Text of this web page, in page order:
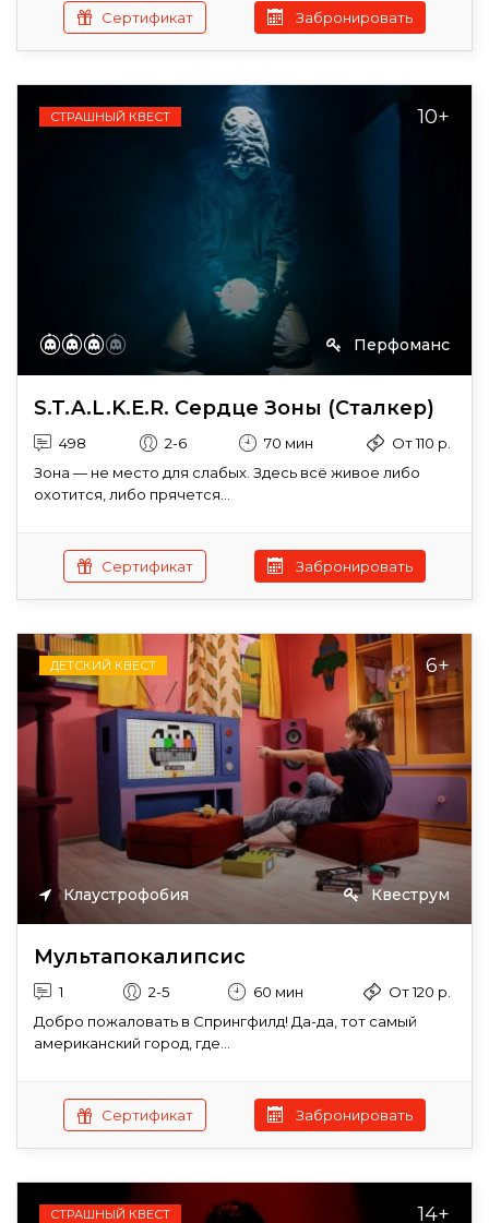
Сертификат Забронировать
СТРАШНЫЙ КВЕСТ 10+
Перфоманс
S.T.A.L.K.E.R. Сердце Зоны (Сталкер)
498 2-6 70 мин
От 110 р.
Зона — не место для слабых. Здесь всё живое либо
охотится, либо прячется...
Сертификат Забронировать
ДЕТСКИЙ КВЕСТ 6+
Клаустрофобия Квеструм
Мультапокалипсис
1 2-5 60 мин
От 120 р.
Добро пожаловать в Спрингфилд! Да-да, тот самый
американский город, где...
Сертификат Забронировать
СТРАШНЫЙ КВЕСТ 14+